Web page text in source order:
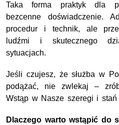
Taka forma praktyk dla
bezcenne doświadczenie.
procedur i technik, ale
ludźmi i skutecznego
sytuacjach.
Jeśli czujesz, że służba w
podążać, nie zwlekaj –
Wstąp w Nasze szeregi i
Dlaczego warto wstąpić do